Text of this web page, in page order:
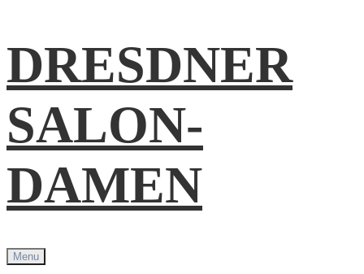
content
DRESDNER
SALON-
DAMEN
Menu